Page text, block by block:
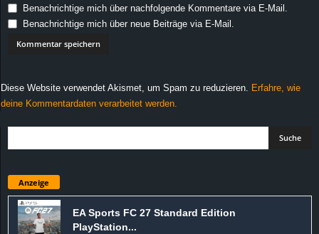
Benachrichtige mich über nachfolgende Kommentare via E-Mail.
Benachrichtige mich über neue Beiträge via E-Mail.
Diese Website verwendet Akismet, um Spam zu reduzieren. Erfahre, wie
deine Kommentardaten verarbeitet werden.
Anzeige
EA Sports FC 27 Standard Edition
PlayStation...